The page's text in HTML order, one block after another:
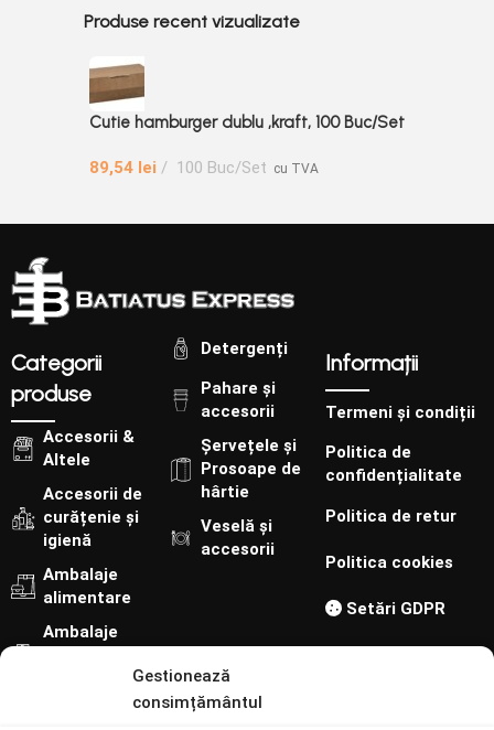
Gestionează
consimțământul
Produse recent vizualizate
Cutie hamburger dublu ,kraft, 100 Buc/Set
89,54 lei 100 Buc/Set cu TVA
Categorii
produse
Accesorii &
Altele
Accesorii de
curățenie și
igienă
Ambalaje
alimentare
Ambalaje
Detergenți
Pahare și
accesorii
Șervețele și
Prosoape de
hârtie
Veselă și
accesorii
Informații
Termeni și condiții
Politica de
confidențialitate
Politica de retur
Politica cookies
Setări GDPR
Urmărește-ne pe: